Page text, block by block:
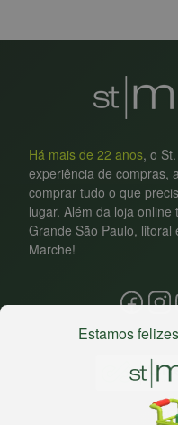
Há mais de 22 anos, o
experiência de compras,
comprar tudo o que
lugar. Além da loja
Grande São Paulo, litoral
Marche!
Estamos